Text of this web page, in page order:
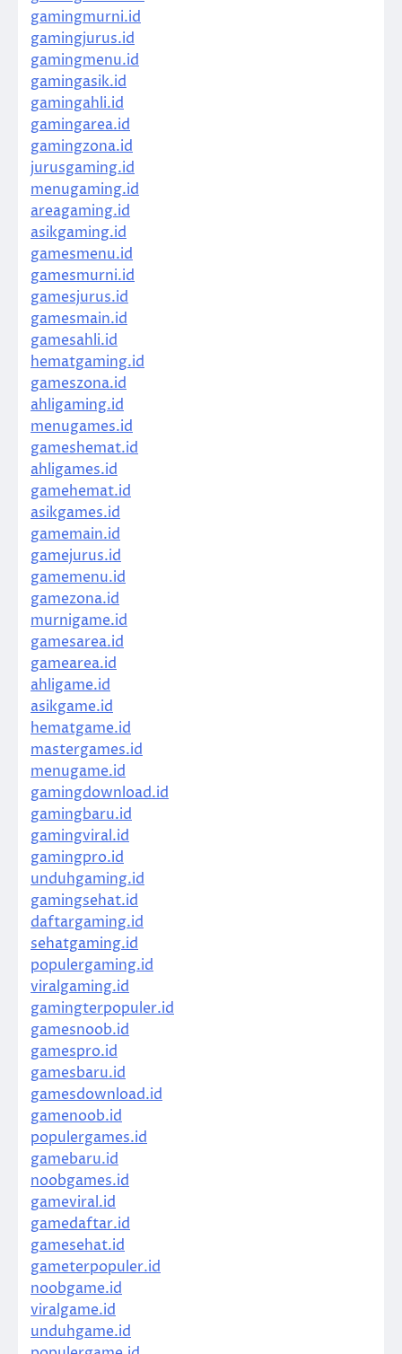
gamingmurni.id
gamingjurus.id
gamingmenu.id
gamingasik.id
gamingahli.id
gamingarea.id
gamingzona.id
jurusgaming.id
menugaming.id
areagaming.id
asikgaming.id
gamesmenu.id
gamesmurni.id
gamesjurus.id
gamesmain.id
gamesahli.id
hematgaming.id
gameszona.id
ahligaming.id
menugames.id
gameshemat.id
ahligames.id
gamehemat.id
asikgames.id
gamemain.id
gamejurus.id
gamemenu.id
gamezona.id
murnigame.id
gamesarea.id
gamearea.id
ahligame.id
asikgame.id
hematgame.id
mastergames.id
menugame.id
gamingdownload.id
gamingbaru.id
gamingviral.id
gamingpro.id
unduhgaming.id
gamingsehat.id
daftargaming.id
sehatgaming.id
populergaming.id
viralgaming.id
gamingterpopuler.id
gamesnoob.id
gamespro.id
gamesbaru.id
gamesdownload.id
gamenoob.id
populergames.id
gamebaru.id
noobgames.id
gameviral.id
gamedaftar.id
gamesehat.id
gameterpopuler.id
noobgame.id
viralgame.id
unduhgame.id